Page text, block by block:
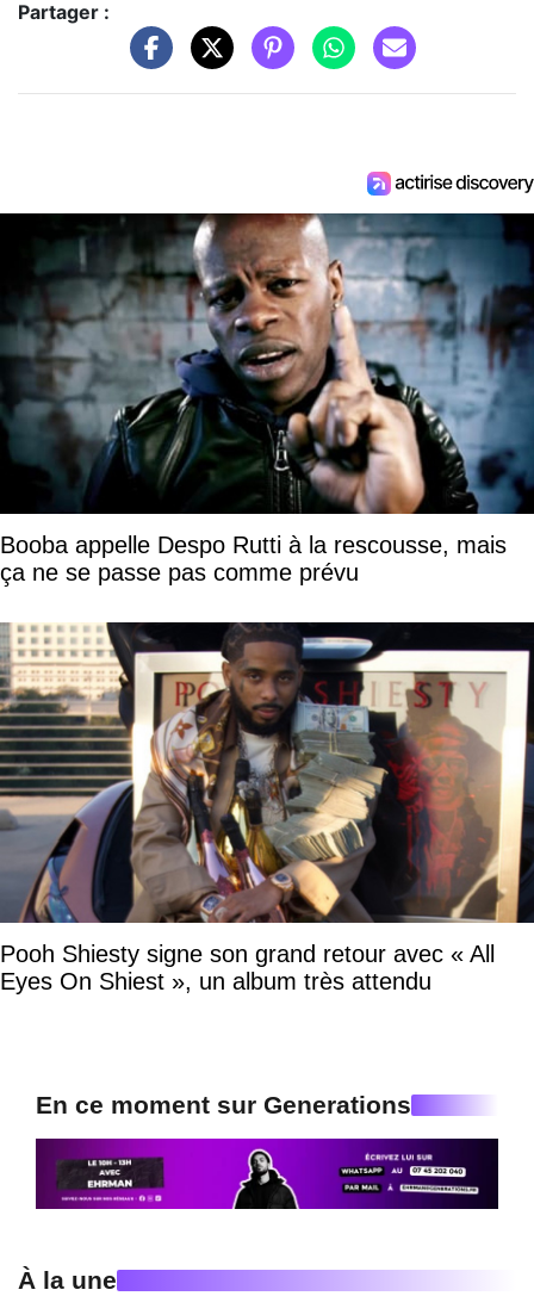
Partager :
Booba appelle Despo Rutti à la rescousse, mais
ça ne se passe pas comme prévu
Pooh Shiesty signe son grand retour avec « All
Eyes On Shiest », un album très attendu
En ce moment sur Generations
À la une